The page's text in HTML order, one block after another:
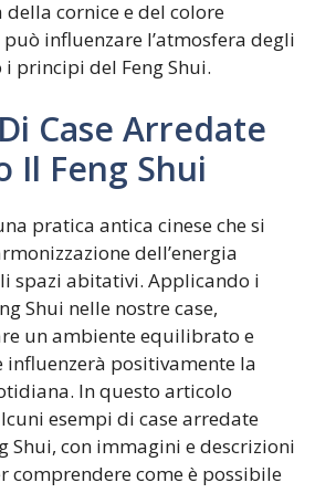
della cornice e del colore
influenzare l’atmosfera degli
i principi del Feng Shui.
Case Arredate
Il Feng Shui
pratica antica cinese che si
dell’energia
spazi abitativi. Applicando i
Shui nelle nostre case,
un ambiente equilibrato e
influenzerà positivamente la
In questo articolo
esempi di case arredate
Shui, con immagini e descrizioni
comprendere come è possibile